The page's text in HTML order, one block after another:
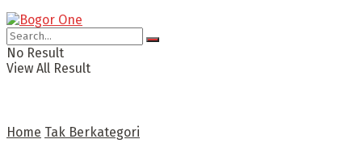
No Result
View All Result
Home Tak Berkategori